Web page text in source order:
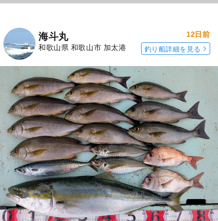
海斗丸
和歌山県 和歌山市 加太港
12日前
釣り船詳細を見る